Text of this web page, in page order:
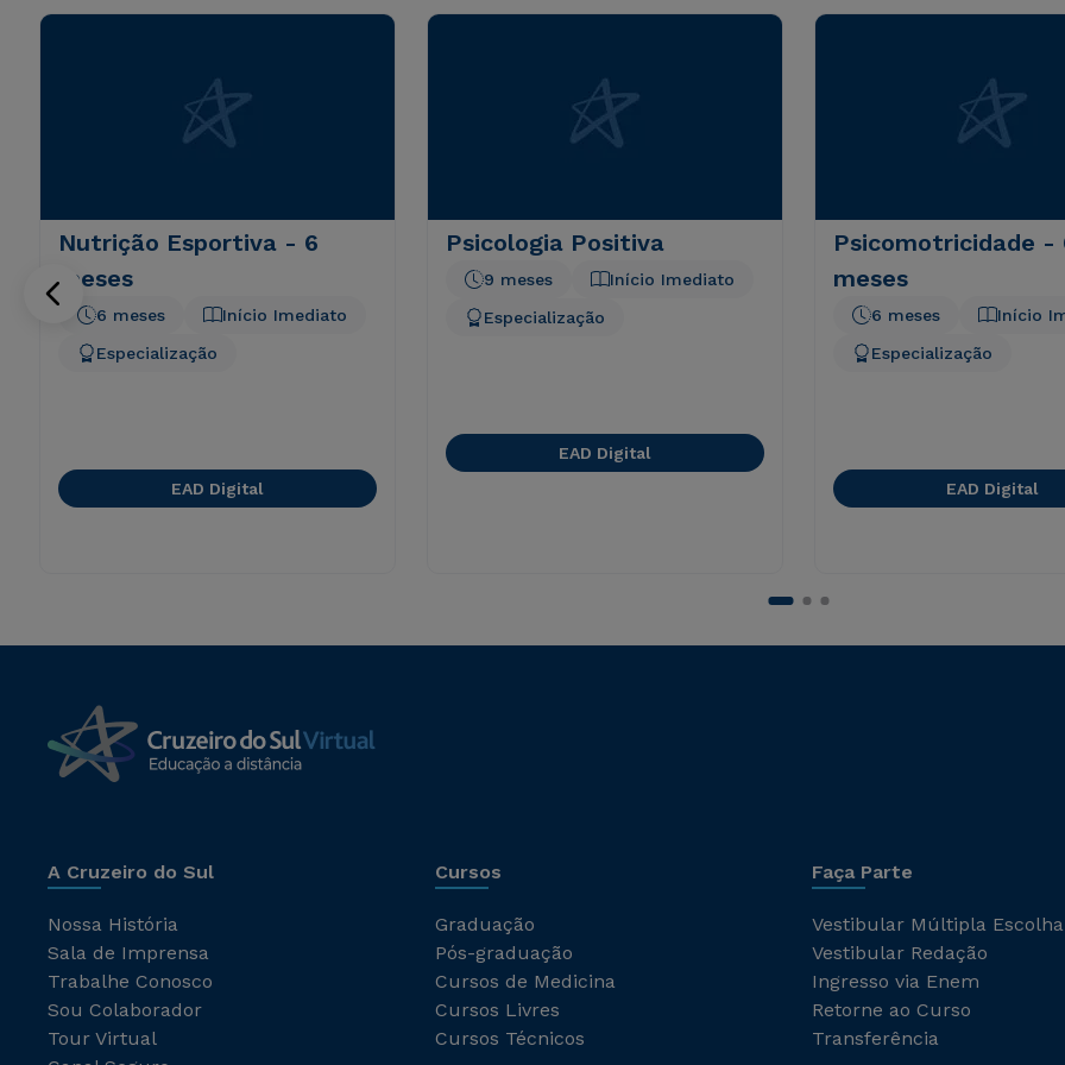
Nutrição Esportiva - 6
meses
Início Imediato
6 meses
Especialização
EAD Digital
Psicologia Positiva
Início Imediato
9 meses
Especialização
EAD Digital
Psicomotricidade -
meses
Início
6 meses
Especialização
EAD Digital
A Cruzeiro do Sul
Nossa História
Sala de Imprensa
Trabalhe Conosco
Sou Colaborador
Tour Virtual
Cursos
Graduação
Pós-graduação
Cursos de Medicina
Cursos Livres
Cursos Técnicos
Faça Parte
Vestibular Múltipla Escolha
Vestibular Redação
Ingresso via Enem
Retorne ao Curso
Transferência